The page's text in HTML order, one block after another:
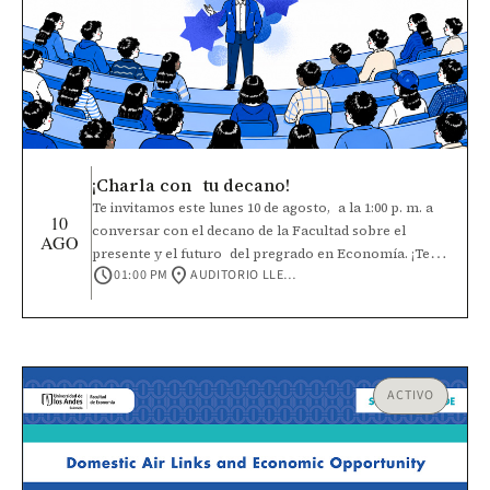
mejores empleos y contribuir a resultados más
equitativos para la población de la región.
10
AGO
¡Charla con tu decano!
Te invitamos este lunes 10 de agosto, a la 1:00 p. m. a
conversar con el decano de la Facultad sobre el
presente y el futuro del pregrado en Economía. ¡Te
esperamos!
schedule01:00 PM location_on AUDITORIO LLERAS
ACTIVO